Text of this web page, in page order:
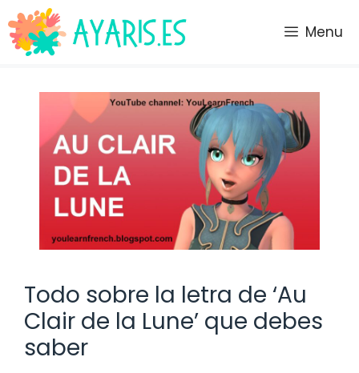
Saltar
al
contenido
Menu
Todo sobre la letra de ‘Au
Clair de la Lune’ que debes
saber